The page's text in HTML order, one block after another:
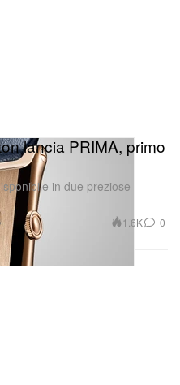
lancia PRIMA, primo
in due preziose
1.6K 0